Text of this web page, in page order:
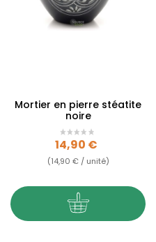
Mortier en pierre stéatite
noire
Prix
14,90 €
(14,90 € / unité)